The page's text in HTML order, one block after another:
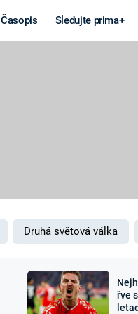
Časopis Sledujte prima+
MARS
Záhady a
Druhá světová válka
řve